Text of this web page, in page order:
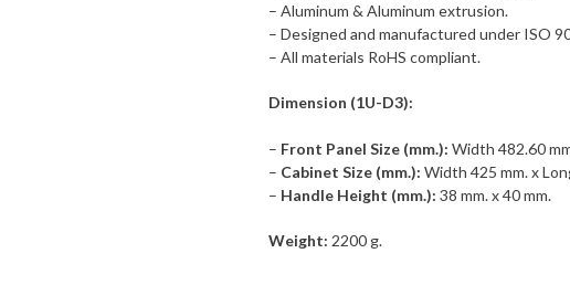
– Aluminum & Aluminum extrusion.
– Designed and manufactured under ISO
– All materials RoHS compliant.
Dimension (1U-D3):
– Front Panel Size (mm.): Width 482.60
– Cabinet Size (mm.): Width 425 mm. x
– Handle Height (mm.): 38 mm. x 40 mm.
Weight: 2200 g.